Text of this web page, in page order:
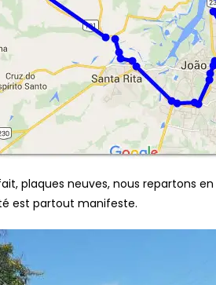
plaques neuves, nous repartons
est partout manifeste.